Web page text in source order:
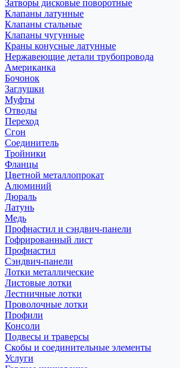
Затворы дисковые поворотные
Клапаны латунные
Клапаны стальные
Клапаны чугунные
Краны конусные латунные
Нержавеющие детали трубопровода
Американка
Бочонок
Заглушки
Муфты
Отводы
Переход
Сгон
Соединитель
Тройники
Фланцы
Цветной металлопрокат
Алюминий
Дюраль
Латунь
Медь
Профнастил и сэндвич-панели
Гофрированный лист
Профнастил
Сэндвич-панели
Лотки металлические
Листовые лотки
Лестничные лотки
Проволочные лотки
Профили
Консоли
Подвесы и траверсы
Скобы и соединительные элементы
Услуги